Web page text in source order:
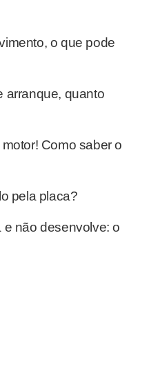
o que pode
arranque, quanto
Como saber o
pela placa?
e não desenvolve: o